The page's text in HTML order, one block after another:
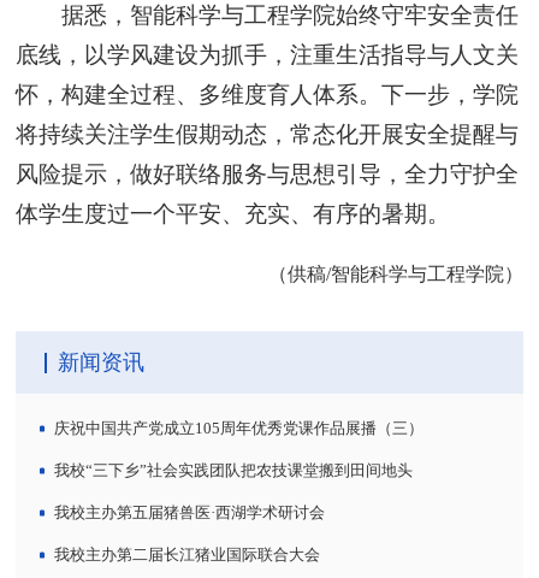
据悉，智能科学与工程学院始终守牢安全责任
底线，以学风建设为抓手，注重生活指导与人文关
怀，构建全过程、多维度育人体系。下一步，学院
将持续关注学生假期动态，常态化开展安全提醒与
风险提示，做好联络服务与思想引导，全力守护全
体学生度过一个平安、充实、有序的暑期。
（供稿/智能科学与工程学院）
新闻资讯
庆祝中国共产党成立105周年优秀党课作品展播（三）
我校“三下乡”社会实践团队把农技课堂搬到田间地头
我校主办第五届猪兽医·西湖学术研讨会
我校主办第二届长江猪业国际联合大会